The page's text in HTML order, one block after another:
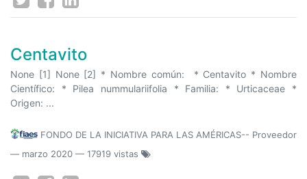
Centavito
None [1] None [2] * Nombre común: * Centavito * Nombre
Científico: * Pilea nummulariifolia * Familia: * Urticaceae *
Origen: ...
FONDO DE LA INICIATIVA PARA LAS AMÉRICAS-- Proveedor
— marzo 2020 — 17919 vistas